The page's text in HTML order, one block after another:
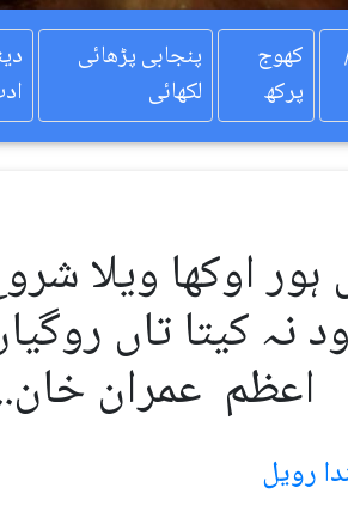
پنجابی پڑھائی
لکھائی
کھوج
پرکھ
کیتا تاں
اعظم عمران